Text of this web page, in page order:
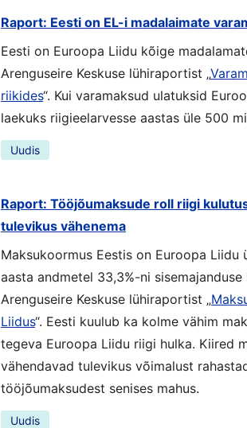
Raport: Eesti on EL-i madalaimate
Eesti on Euroopa Liidu kõige
Arenguseire Keskuse lühiraportist „
riikides“. Kui varamaksud ulatuksid
laekuks riigieelarvesse aastas üle 500
Uudis
Raport: Tööjõumaksude roll riigi
tulevikus vähenema
Maksukoormus Eestis on Euroopa Liidu
aasta andmetel 33,3%-ni
Arenguseire Keskuse lühiraportist „
Liidus“. Eesti kuulub ka kolme vähim
tegeva Euroopa Liidu riigi hulka. Kiired
vähendavad tulevikus võimalust
tööjõumaksudest senises mahus.
Uudis